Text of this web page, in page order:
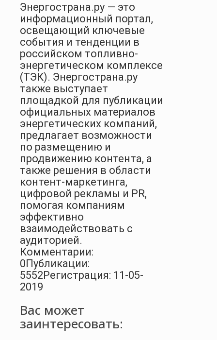
Энергострана.ру — это
информационный портал,
освещающий ключевые
события и тенденции в
российском топливно-
энергетическом комплексе
(ТЭК). Энергострана.ру
также выступает
площадкой для публикации
официальных материалов
энергетических компаний,
предлагает возможности
по размещению и
продвижению контента, а
также решения в области
контент-маркетинга,
цифровой рекламы и PR,
помогая компаниям
эффективно
взаимодействовать с
аудиторией.
Комментарии:
0Публикации:
5552Регистрация: 11-05-
2019
Вас может
заинтересовать: